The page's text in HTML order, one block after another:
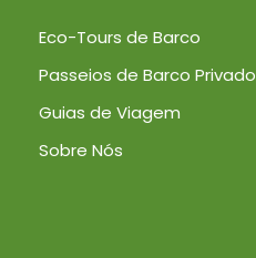
Eco-Tours de Barco
Passeios de Barco Privado
Guias de Viagem
Sobre Nós